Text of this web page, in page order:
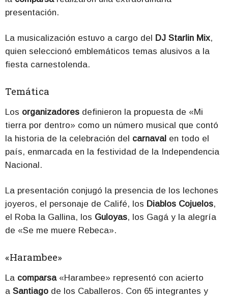
presentación.
La musicalización estuvo a cargo del DJ Starlin Mix,
quien seleccionó emblemáticos temas alusivos a la
fiesta carnestolenda.
Temática
Los organizadores definieron la propuesta de «Mi
tierra por dentro» como un número musical que contó
la historia de la celebración del carnaval en todo el
país, enmarcada en la festividad de la Independencia
Nacional.
La presentación conjugó la presencia de los lechones
joyeros, el personaje de Califé, los Diablos Cojuelos,
el Roba la Gallina, los Guloyas, los Gagá y la alegría
de «Se me muere Rebeca».
«Harambee»
La comparsa«Harambee» representó con acierto
a Santiago de los Caballeros. Con 65 integrantes y